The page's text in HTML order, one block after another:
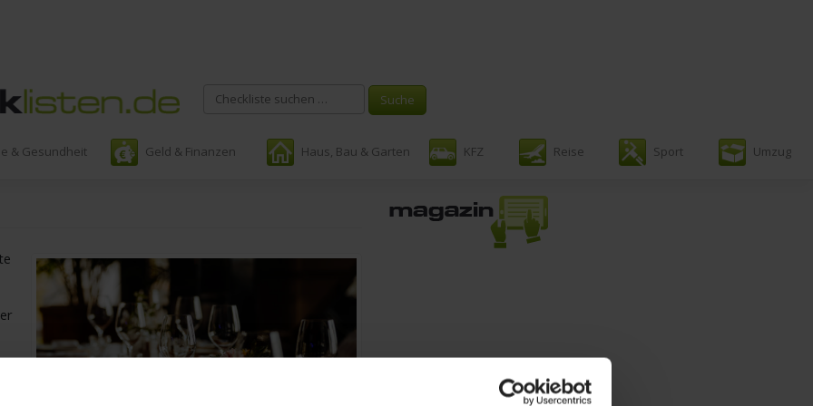
& Gesundheit Geld & Finanzen Haus, Bau & Garten KFZ Reise Sport Umzug